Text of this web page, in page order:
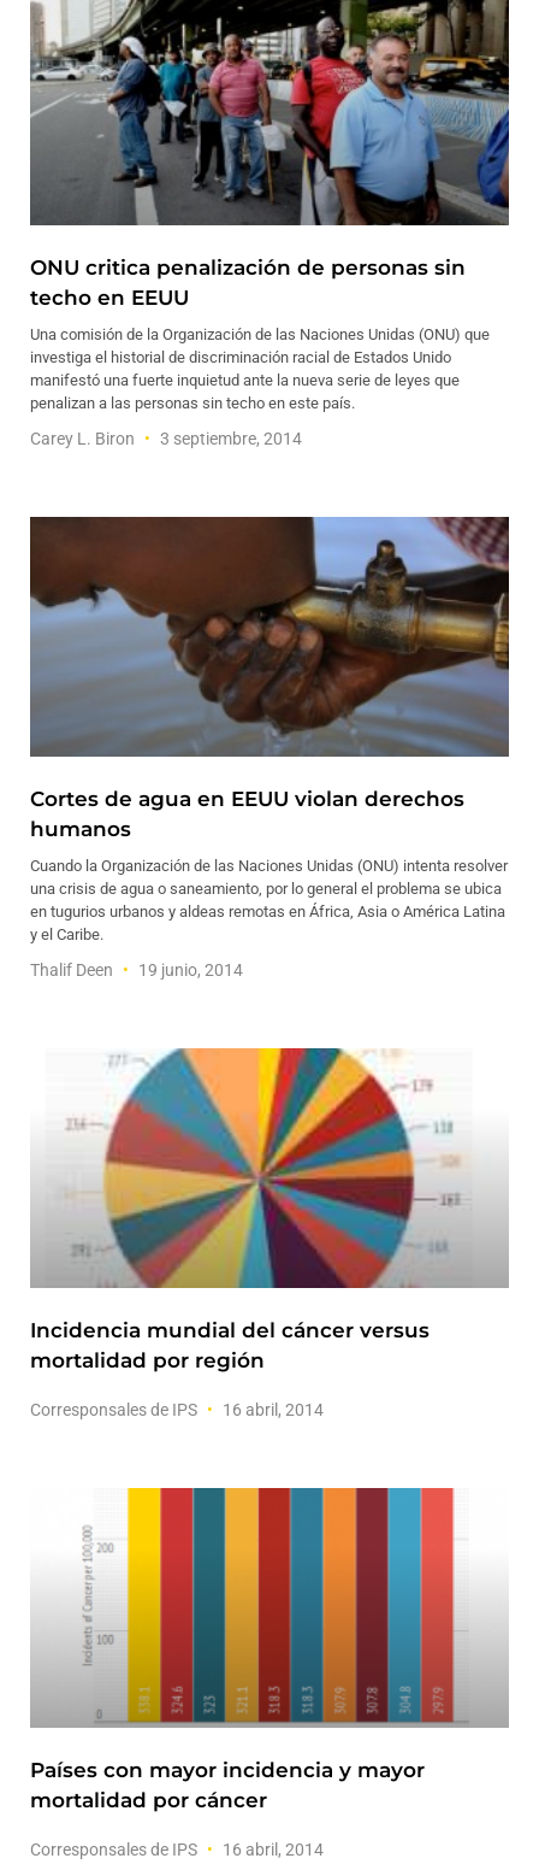
ONU critica penalización de personas sin
techo en EEUU
Una comisión de la Organización de las Naciones Unidas (ONU) que
investiga el historial de discriminación racial de Estados Unido
manifestó una fuerte inquietud ante la nueva serie de leyes que
penalizan a las personas sin techo en este país.
Carey L. Biron 3 septiembre, 2014
Cortes de agua en EEUU violan derechos
humanos
Cuando la Organización de las Naciones Unidas (ONU) intenta resolver
una crisis de agua o saneamiento, por lo general el problema se ubica
en tugurios urbanos y aldeas remotas en África, Asia o América Latina
y el Caribe.
Thalif Deen 19 junio, 2014
Incidencia mundial del cáncer versus
mortalidad por región
Corresponsales de IPS 16 abril, 2014
Países con mayor incidencia y mayor
mortalidad por cáncer
Corresponsales de IPS 16 abril, 2014